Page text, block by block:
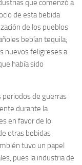
que comenzó a
de esta bebida
de los pueblos
bebían tequila;
nuevos feligreses a
había sido
periodos de guerras
durante la
en favor de lo
otras bebidas
tuvo un papel
pues la industria de